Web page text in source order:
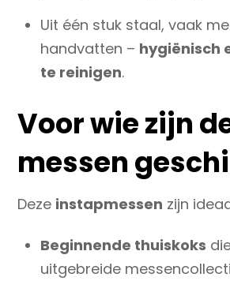
Uit één stuk staal, vaak
handvatten – hygiënisch
te reinigen.
Voor wie zijn
messen
Deze instapmessen zijn
Beginnende thuiskoks
uitgebreide